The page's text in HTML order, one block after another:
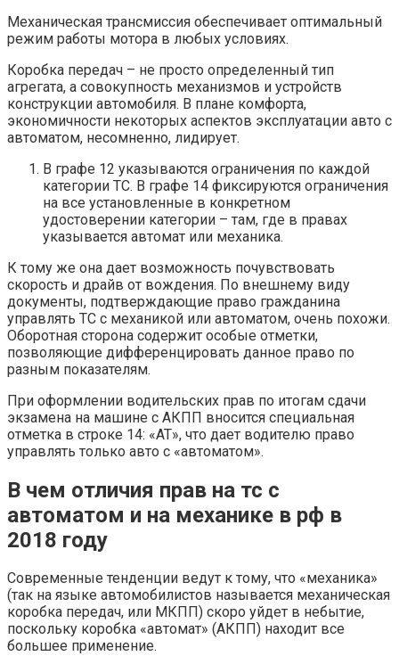
Механическая трансмиссия обеспечивает оптимальный
режим работы мотора в любых условиях.
Коробка передач – не просто определенный тип
агрегата, а совокупность механизмов и устройств
конструкции автомобиля. В плане комфорта,
экономичности некоторых аспектов эксплуатации авто с
автоматом, несомненно, лидирует.
В графе 12 указываются ограничения по каждой
категории ТС. В графе 14 фиксируются ограничения
на все установленные в конкретном
удостоверении категории – там, где в правах
указывается автомат или механика.
К тому же она дает возможность почувствовать
скорость и драйв от вождения. По внешнему виду
документы, подтверждающие право гражданина
управлять ТС с механикой или автоматом, очень похожи.
Оборотная сторона содержит особые отметки,
позволяющие дифференцировать данное право по
разным показателям.
При оформлении водительских прав по итогам сдачи
экзамена на машине с АКПП вносится специальная
отметка в строке 14: «АТ», что дает водителю право
управлять только авто с «автоматом».
В чем отличия прав на тс с
автоматом и на механике в рф в
2018 году
Современные тенденции ведут к тому, что «механика»
(так на языке автомобилистов называется механическая
коробка передач, или МКПП) скоро уйдет в небытие,
поскольку коробка «автомат» (АКПП) находит все
большее применение.